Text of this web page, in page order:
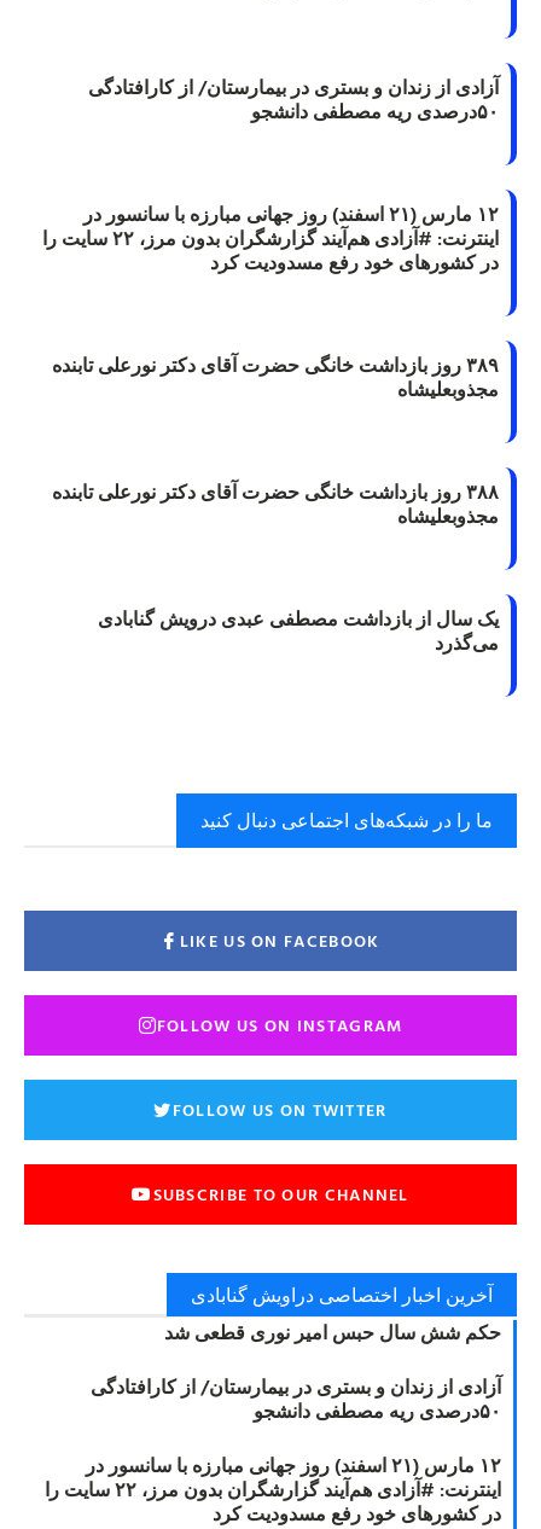
آزادی از زندان و بستری در بیمارستان/ از کارافتادگی
۵۰درصدی ریه مصطفی دانشجو
۱۲ مارس (۲۱ اسفند) روز جهانی مبارزه با سانسور در
اینترنت: #آزادی هم‌آیند گزارشگران‌ بدون مرز، ۲۲ سایت را
در کشورهای خود رفع مسدودیت کرد
۳۸۹ روز بازداشت خانگی حضرت آقای دکتر نورعلی تابنده
مجذوبعلیشاه
۳۸۸ روز بازداشت خانگی حضرت آقای دکتر نورعلی تابنده
مجذوبعلیشاه
یک سال از بازداشت مصطفی عبدی درویش گنابادی
می‌گذرد
ما را در شبکه‌های اجتماعی دنبال کنید
LIKE US ON FACEBOOK
FOLLOW US ON INSTAGRAM
FOLLOW US ON TWITTER
SUBSCRIBE TO OUR CHANNEL
آخرین اخبار اختصاصی دراویش گنابادی
حکم شش سال حبس امیر نوری قطعی شد
آزادی از زندان و بستری در بیمارستان/ از کارافتادگی
۵۰درصدی ریه مصطفی دانشجو
۱۲ مارس (۲۱ اسفند) روز جهانی مبارزه با سانسور در
اینترنت: #آزادی هم‌آیند گزارشگران‌ بدون مرز، ۲۲ سایت را
در کشورهای خود رفع مسدودیت کرد